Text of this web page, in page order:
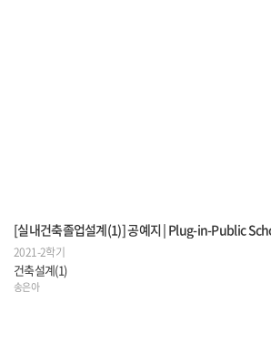
2021-2학기
건축설계(1)
송은아